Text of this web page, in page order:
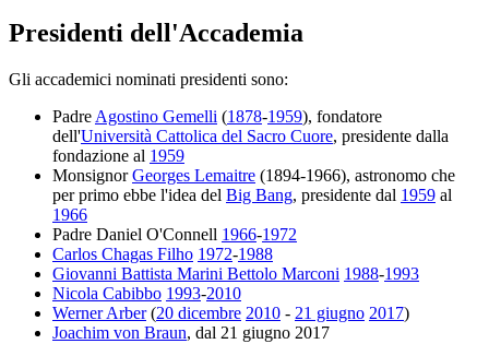
Presidenti dell'Accademia
Gli accademici nominati presidenti sono:
Padre Agostino Gemelli (1878-1959), fondatore
dell'Università Cattolica del Sacro Cuore, presidente dalla
fondazione al 1959
MonsignorGeorges Lemaitre (1894-1966), astronomo che
per primo ebbe l'idea del Big Bang, presidente dal 1959 al
1966
Padre Daniel O'Connell 1966-1972
Carlos Chagas Filho 1972-1988
Giovanni Battista Marini Bettolo Marconi 1988-1993
Nicola Cabibbo 1993-2010
Werner Arber(20 dicembre 2010 - 21 giugno 2017)
Joachim von Braun, dal 21 giugno 2017